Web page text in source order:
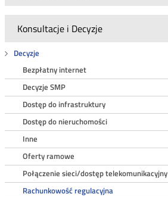
Konsultacje i Decyzje
Decyzje
Bezpłatny internet
Decyzje SMP
Dostęp do infrastruktury
Dostęp do nieruchomości
Inne
Oferty ramowe
Połączenie sieci/dostęp telekomunikacyjny
Rachunkowość regulacyjna